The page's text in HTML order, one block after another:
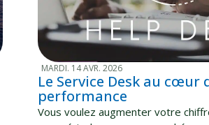
MARDI. 14 AVR. 2026
Le Service Desk au cœur
performance
Vous voulez augmenter votre